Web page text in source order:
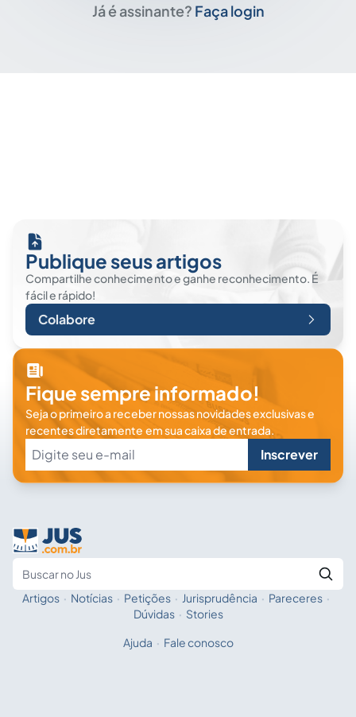
Já é assinante? Faça login
Publique seus artigos
Compartilhe conhecimento e ganhe reconhecimento. É
fácil e rápido!
Colabore
Fique sempre informado!
Seja o primeiro a receber nossas novidades exclusivas e
recentes diretamente em sua caixa de entrada.
Inscrever
Fale com a IA
Artigos · Notícias · Petições · Jurisprudência · Pareceres ·
Dúvidas · Stories
Ajuda · Fale conosco